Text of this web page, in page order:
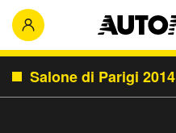
Salone di Parigi 2014